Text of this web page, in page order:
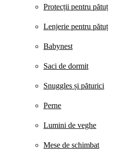
Protecții pentru pătuț
Lenjerie pentru pătuț
Babynest
Saci de dormit
Snuggles și păturici
Perne
Lumini de veghe
Mese de schimbat